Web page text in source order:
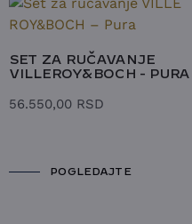
SET ZA RUČAVANJE
VILLEROY&BOCH - PURA
56.550,00 RSD
POGLEDAJTE